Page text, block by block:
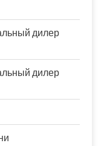
дилер
дилер